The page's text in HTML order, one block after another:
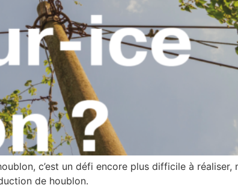
c’est un défi encore plus difficile à réaliser,
de houblon.